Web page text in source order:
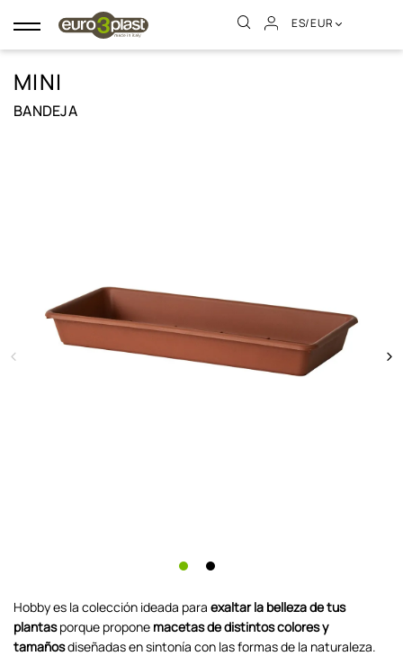
Navegación
de
ES/EUR
MINI
BANDEJA
Hobby es la colección ideada para exaltar la belleza de tus
plantasporque propone macetas de distintos colores y
tamañosdiseñadas en sintonía con las formas de la naturaleza.